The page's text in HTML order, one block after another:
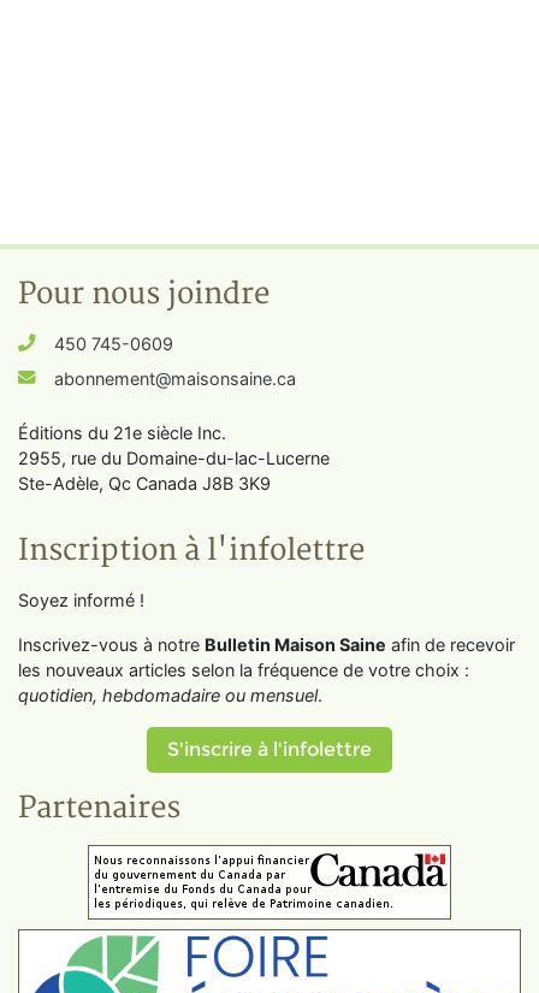
Pour nous joindre
450 745-0609
abonnement@maisonsaine.ca
Éditions du 21e siècle Inc.
2955, rue du Domaine-du-lac-Lucerne
Ste-Adèle, Qc Canada J8B 3K9
Inscription à l'infolettre
Soyez informé !
Inscrivez-vous à notre Bulletin Maison Saine afin de recevoir
les nouveaux articles selon la fréquence de votre choix :
quotidien, hebdomadaire ou mensuel.
S'inscrire à l'infolettre
Partenaires